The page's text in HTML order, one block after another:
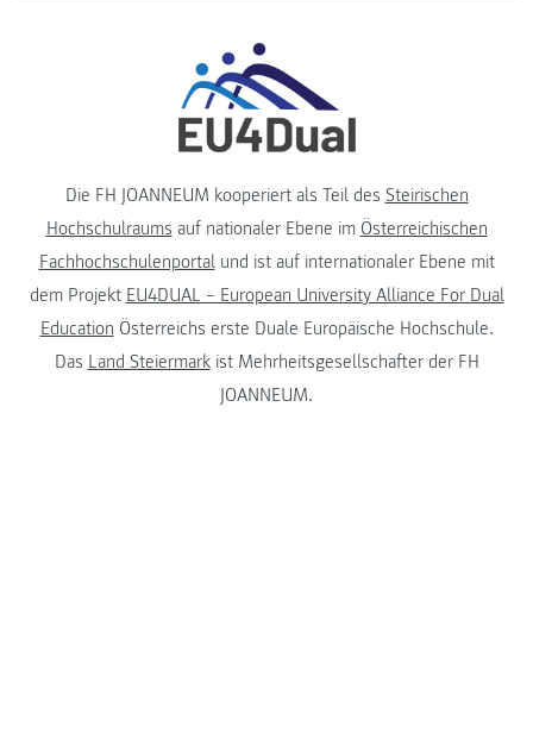
Die FH JOANNEUM kooperiert als Teil des Steirischen
Hochschulraums auf nationaler Ebene im Österreichischen
Fachhochschulenportalund ist auf internationaler Ebene mit
dem Projekt EU4DUAL – European University Alliance For Dual
Education Österreichs erste Duale Europäische Hochschule.
Das Land Steiermarkist Mehrheitsgesellschafter der FH
JOANNEUM.